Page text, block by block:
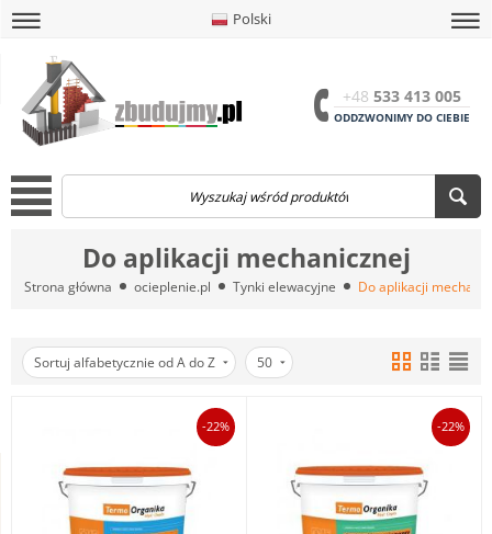
Polski
+48 533 413 005
ODDZWONIMY DO CIEBIE
menu
Do aplikacji mechanicznej
Strona główna ocieplenie.pl Tynki elewacyjne Do aplikacji
menu
Sortuj alfabetycznie od A do Z 50
-22% -22%
menu